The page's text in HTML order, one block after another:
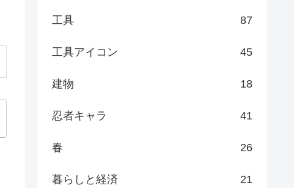
工具 87
工具アイコン 45
建物 18
忍者キャラ 41
春 26
暮らしと経済 21